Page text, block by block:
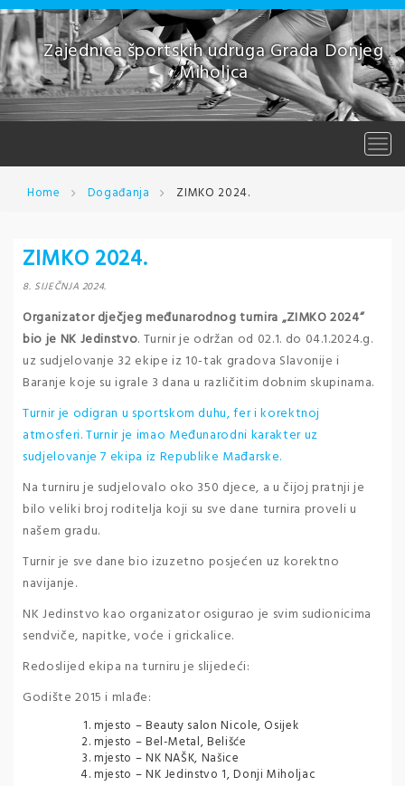
Skip
to
contentZajednica športskih udruga Grada Donjeg
Miholjca
Home Događanja ZIMKO 2024.
ZIMKO 2024.
8. SIJEČNJA 2024.
Organizator dječjeg međunarodnog turnira „ZIMKO 2024“
bio je NK Jedinstvo. Turnir je održan od 02.1. do 04.1.2024.g.
uz sudjelovanje 32 ekipe iz 10-tak gradova Slavonije i
Baranje koje su igrale 3 dana u različitim dobnim skupinama.
Turnir je odigran u sportskom duhu, fer i korektnoj
atmosferi. Turnir je imao Međunarodni karakter uz
sudjelovanje 7 ekipa iz Republike Mađarske.
Na turniru je sudjelovalo oko 350 djece, a u čijoj pratnji je
bilo veliki broj roditelja koji su sve dane turnira proveli u
našem gradu.
Turnir je sve dane bio izuzetno posjećen uz korektno
navijanje.
NK Jedinstvo kao organizator osigurao je svim sudionicima
sendviče, napitke, voće i grickalice.
Redoslijed ekipa na turniru je slijedeći:
Godište 2015 i mlađe:
mjesto – Beauty salon Nicole, Osijek
mjesto – Bel-Metal, Belišće
mjesto – NK NAŠK, Našice
mjesto – NK Jedinstvo 1, Donji Miholjac